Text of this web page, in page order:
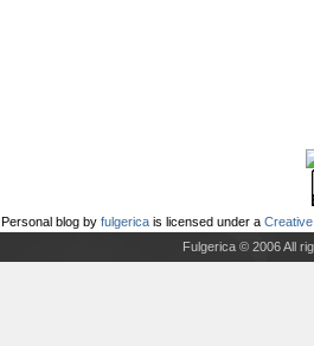
Personal blog by fulgerica is licensed under a
Fulgerica © 2006 All